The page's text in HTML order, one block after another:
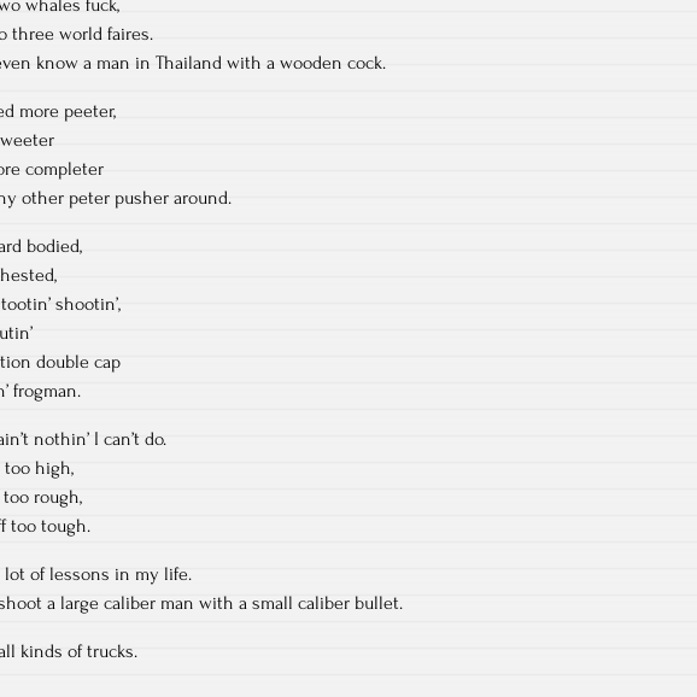
whales fuck,
three world faires.
know a man in Thailand with a wooden cock.
more peeter,
completer
other peter pusher around.
bodied,
shootin’,
double cap
frogman.
nothin’ I can’t do.
too high,
too rough,
too tough.
lot of lessons in my life.
a large caliber man with a small caliber bullet.
kinds of trucks.